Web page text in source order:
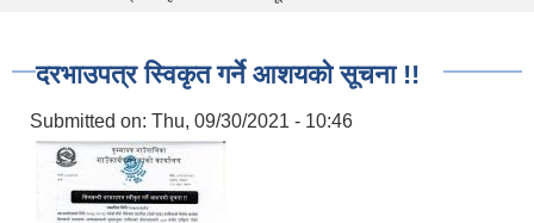
दरभाउपत्र स्विकृत गर्ने आशयको सूचना !!
Submitted on: Thu, 09/30/2021 - 10:46